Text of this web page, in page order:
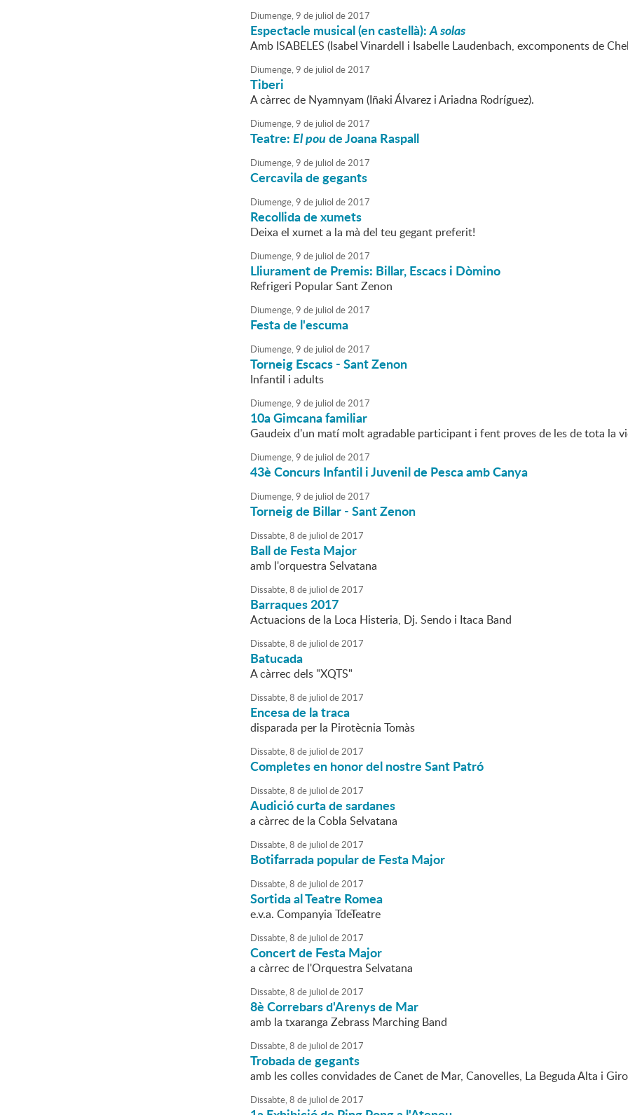
Diumenge,9 de juliol de2017
Espectacle musical (en castellà):A solas
Amb ISABELES (Isabel Vinardell i Isabelle Laudenbach, excomponents de
Diumenge,9 de juliol de2017
Tiberi
A càrrec de Nyamnyam (Iñaki Álvarez i Ariadna Rodríguez).
Diumenge,9 de juliol de2017
Teatre:El poude Joana Raspall
Diumenge,9 de juliol de2017
Cercavila de gegants
Diumenge,9 de juliol de2017
Recollida de xumets
Deixa el xumet a la mà del teu gegant preferit!
Diumenge,9 de juliol de2017
Lliurament de Premis: Billar, Escacs i Dòmino
Refrigeri Popular Sant Zenon
Diumenge,9 de juliol de2017
Festa de l'escuma
Diumenge,9 de juliol de2017
Torneig Escacs - Sant Zenon
Infantil i adults
Diumenge,9 de juliol de2017
10a Gimcana familiar
Gaudeix d'un matí molt agradable participant i fent proves de les de tota la
Diumenge,9 de juliol de2017
43è Concurs Infantil i Juvenil de Pesca amb Canya
Diumenge,9 de juliol de2017
Torneig de Billar - Sant Zenon
Dissabte,8 de juliol de2017
Ball de Festa Major
amb l'orquestra Selvatana
Dissabte,8 de juliol de2017
Barraques 2017
Actuacions de la Loca Histeria, Dj. Sendo i Itaca Band
Dissabte,8 de juliol de2017
Batucada
A càrrec dels "XQTS"
Dissabte,8 de juliol de2017
Encesa de la traca
disparada per la Pirotècnia Tomàs
Dissabte,8 de juliol de2017
Completes en honor del nostre Sant Patró
Dissabte,8 de juliol de2017
Audició curta de sardanes
a càrrec de la Cobla Selvatana
Dissabte,8 de juliol de2017
Botifarrada popular de Festa Major
Dissabte,8 de juliol de2017
Sortida al Teatre Romea
e.v.a. Companyia TdeTeatre
Dissabte,8 de juliol de2017
Concert de Festa Major
a càrrec de l'Orquestra Selvatana
Dissabte,8 de juliol de2017
8è Correbars d'Arenys de Mar
amb la txaranga Zebrass Marching Band
Dissabte,8 de juliol de2017
Trobada de gegants
amb les colles convidades de Canet de Mar, Canovelles, La Beguda Alta i
Dissabte,8 de juliol de2017